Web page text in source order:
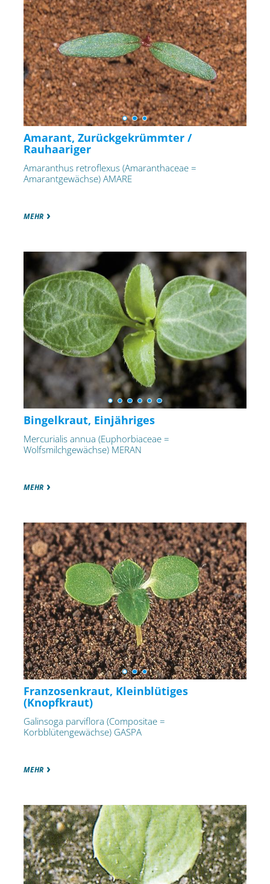
Amarant, Zurückgekrümmter /
Rauhaariger
Amaranthus retroflexus (Amaranthaceae =
Amarantgewächse) AMARE
MEHR
Bingelkraut, Einjähriges
Mercurialis annua (Euphorbiaceae =
Wolfsmilchgewächse) MERAN
MEHR
Franzosenkraut, Kleinblütiges
(Knopfkraut)
Galinsoga parviflora (Compositae =
Korbblütengewächse) GASPA
MEHR